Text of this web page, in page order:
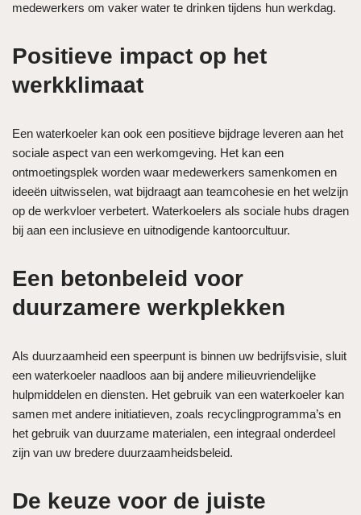
medewerkers om vaker water te drinken tijdens hun werkdag.
Positieve impact op het
werkklimaat
Een waterkoeler kan ook een positieve bijdrage leveren aan het
sociale aspect van een werkomgeving. Het kan een
ontmoetingsplek worden waar medewerkers samenkomen en
ideeën uitwisselen, wat bijdraagt aan teamcohesie en het welzijn
op de werkvloer verbetert. Waterkoelers als sociale hubs dragen
bij aan een inclusieve en uitnodigende kantoorcultuur.
Een betonbeleid voor
duurzamere werkplekken
Als duurzaamheid een speerpunt is binnen uw bedrijfsvisie, sluit
een waterkoeler naadloos aan bij andere milieuvriendelijke
hulpmiddelen en diensten. Het gebruik van een waterkoeler kan
samen met andere initiatieven, zoals recyclingprogramma’s en
het gebruik van duurzame materialen, een integraal onderdeel
zijn van uw bredere duurzaamheidsbeleid.
De keuze voor de juiste